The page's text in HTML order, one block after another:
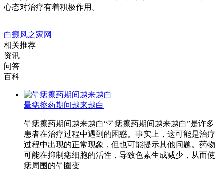
心态对治疗有着积极作用。
白癜风之家网
相关推荐
资讯
问答
百科
晕痣擦药期间越来越白
晕痣擦药期间越来越白“晕痣擦药期间越来越白”是许多
患者在治疗过程中遇到的困惑。事实上，这可能是治疗
过程中出现的正常现象，但也可能提示其他问题。药物
可能在抑制痣细胞的活性，导致色素生成减少，从而使
痣周围的晕圈变